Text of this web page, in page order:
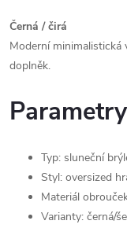
Černá / čirá
Moderní minimalistická
doplněk.
Typ: sluneční
Styl: oversized
Materiál
Varianty: černá/